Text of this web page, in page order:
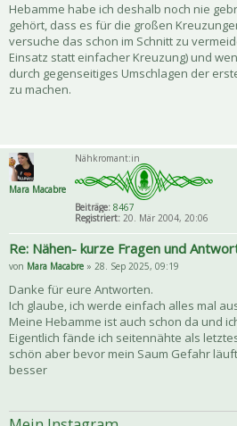
Hebamme habe ich deshalb noch nie
gehört, dass es für die großen
versuche das schon im Schnitt zu
Einsatz statt einfacher Kreuzung) und
durch gegenseitiges Umschlagen der
zu machen.
Mara Macabre
Nähkromant:in
Beiträge: 8467
Registriert: 20. Mär 2004, 20:06
Re: Nähen- kurze Fragen und
von Mara Macabre » 28. Sep 2025, 09:19
Danke für eure Antworten.
Ich glaube, ich werde einfach alles mal
Meine Hebamme ist auch schon da und
Eigentlich fände ich seitennähte als
schön aber bevor mein Saum Gefahr
besser